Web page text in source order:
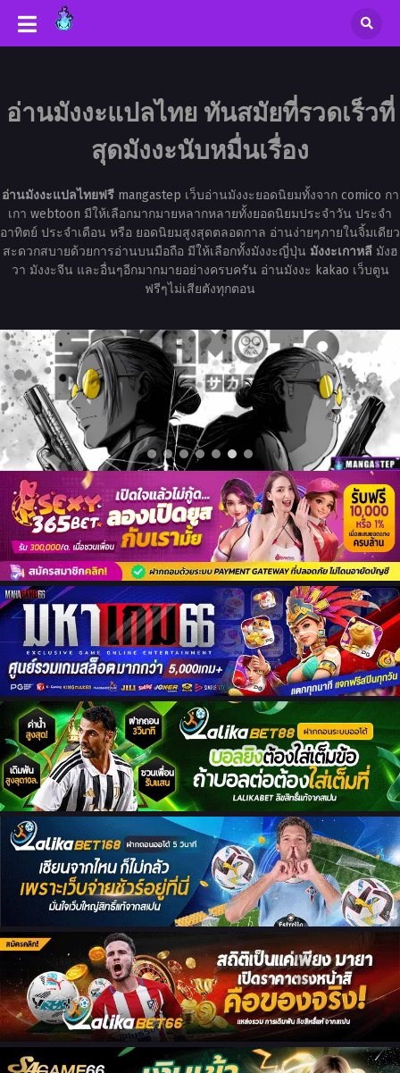
อ่านมังงะแปลไทย ทันสมัยที่รวดเร็วที่
สุดมังงะนับหมื่นเรื่อง
อ่านมังงะแปลไทยฟรีmangastep เว็บอ่านมังงะยอดนิยมทั้งจาก comico กา
เกา webtoon มีให้เลือกมากมายหลากหลายทั้งยอดนิยมประจำวัน ประจำ
อาทิตย์ ประจำเดือน หรือ ยอดนิยมสูงสุดตลอดกาล อ่านง่ายๆภายในจิ้มเดียว
สะดวกสบายด้วยการอ่านบนมือถือ มีให้เลือกทั้งมังงะญี่ปุ่น มังงะเกาหลีมังฮ
วา มังงะจีน และอื่นๆอีกมากมายอย่างครบครัน อ่านมังงะ kakao เว็บตูน
ฟรีๆไม่เสียตังทุกตอน